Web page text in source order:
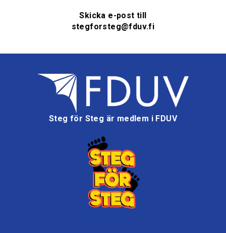
Skicka e-post till
stegforsteg@fduv.fi
Steg för Steg är medlem i FDUV